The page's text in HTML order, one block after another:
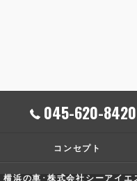
045-620-8420
コンセプト